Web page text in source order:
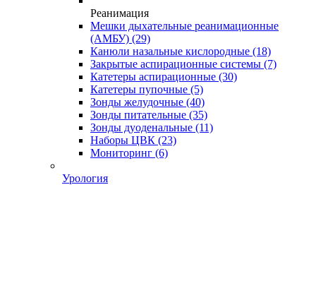
Реанимация
Мешки дыхательные реанимационные
(АМБУ) (29)
Канюли назальные кислородные (18)
Закрытые аспирационные системы (7)
Катетеры аспирационные (30)
Катетеры пупочные (5)
Зонды желудочные (40)
Зонды питательные (35)
Зонды дуоденальные (11)
Наборы ЦВК (23)
Мониторинг (6)
Урология